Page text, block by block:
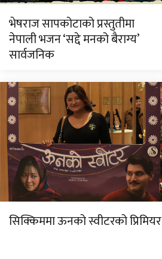
भेषराज सापकोटाको प्रस्तुतीमा
नेपाली भजन ‘सद्दे मनको बैराग्य’
सार्वजनिक
सिक्किममा ऊनको स्वीटरको प्रिमियर